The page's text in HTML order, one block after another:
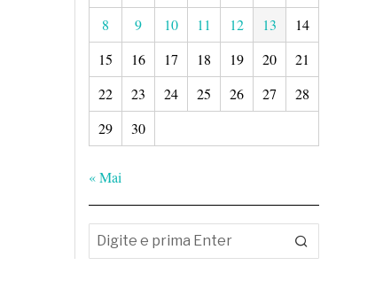
8
9 10 11 12 13
14
15
16 17 18 19 20
21
22
23 24 25 26 27
28
29
30
« Mai